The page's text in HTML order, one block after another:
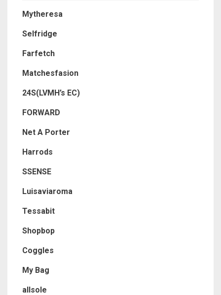
Mytheresa
Selfridge
Farfetch
Matchesfasion
24S(LVMH’s EC)
FORWARD
Net A Porter
Harrods
SSENSE
Luisaviaroma
Tessabit
Shopbop
Coggles
My Bag
allsole